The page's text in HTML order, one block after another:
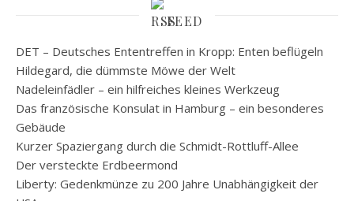
FEED
DET – Deutsches Ententreffen in Kropp: Enten beflügeln
Hildegard, die dümmste Möwe der Welt
Nadeleinfädler – ein hilfreiches kleines Werkzeug
Das französische Konsulat in Hamburg – ein besonderes
Gebäude
Kurzer Spaziergang durch die Schmidt-Rottluff-Allee
Der versteckte Erdbeermond
Liberty: Gedenkmünze zu 200 Jahre Unabhängigkeit der